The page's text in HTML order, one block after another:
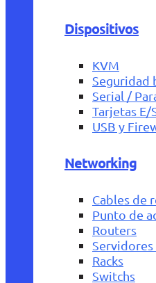
Dispositivos
KVM
Seguridad
Serial /
Tarjetas E/
USB y
Networking
Cables de
Punto de
Routers
Racks
Switchs